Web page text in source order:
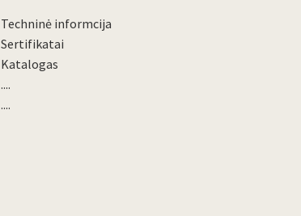
Techninė informcija
Sertifikatai
Katalogas
....
....